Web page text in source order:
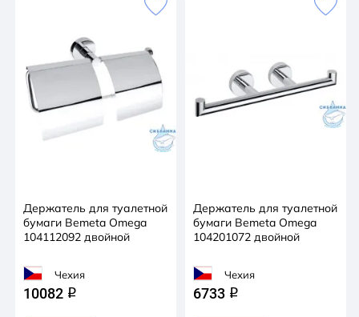
Держатель для туалетной
бумаги Bemeta Omega
104112092 двойной
Чехия
10082 q
Держатель для туалетной
бумаги Bemeta Omega
104201072 двойной
Чехия
6733 q